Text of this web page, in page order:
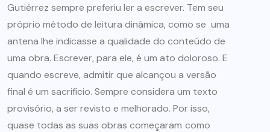
Gutiérrez sempre preferiu ler a escrever. Tem seu
próprio método de leitura dinâmica, como se uma
antena lhe indicasse a qualidade do conteúdo de
uma obra. Escrever, para ele, é um ato doloroso. E
quando escreve, admitir que alcançou a versão
final é um sacrifício. Sempre considera um texto
provisório, a ser revisto e melhorado. Por isso,
quase todas as suas obras começaram como